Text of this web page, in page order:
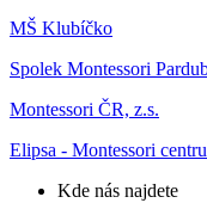
MŠ Klubíčko
Spolek Montessori
Montessori ČR, z.s.
Elipsa - Montessori
Kde nás najdete